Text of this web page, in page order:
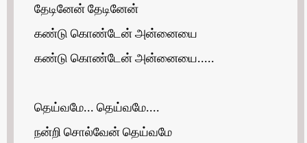
தேடினேன் தேடினேன்
கண்டு கொண்டேன் அன்னையை
கண்டு கொண்டேன் அன்னையை.....
தெய்வமே... தெய்வமே....
நன்றி சொல்வேன் தெய்வமே